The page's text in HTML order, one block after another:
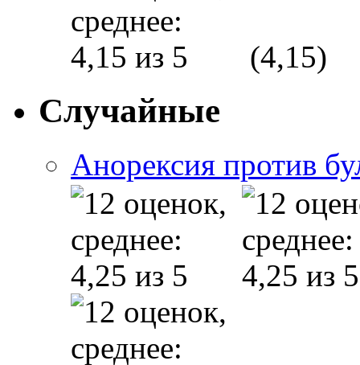
(4,15)
Случайные
Анорексия против